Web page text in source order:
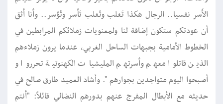
الأَسر نفسيا.. الرجال هكذا تَغلب وتُغلب تَأسر وتُؤسر.. وأنا أثق
أن عودتكم ستكون إضافة لنا ولمعنويات زملائكم المرابطين في
الخطوط الأمامية بجبهات الساحل الغربي، عندما يرون زملاءهم
الذين قاتلوا معهم وأسرتهم المليشيات الكهنوتية تحرروا و
أصبحوا اليوم متواجدين بجوارهم ". وأشاد العميد طارق صالح في
حديثه مع الأبطال المفرج عنهم بدورهم النضالي قائلاً: "أنتم